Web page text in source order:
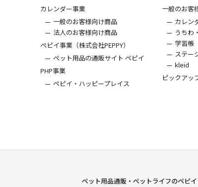
カレンダー事業
一般のお客様向け商品
法人のお客様向け商品
ぺピイ事業（株式会社PEPPY）
ペット用品の通販サイト ペピイ
PHP事業
ペピイ・ハッピープレイス
一般のお客
カレン
うちわ
学習帳
ステー
kleid
ピックアッ
ペット用品通販・ペットライフのペピイ